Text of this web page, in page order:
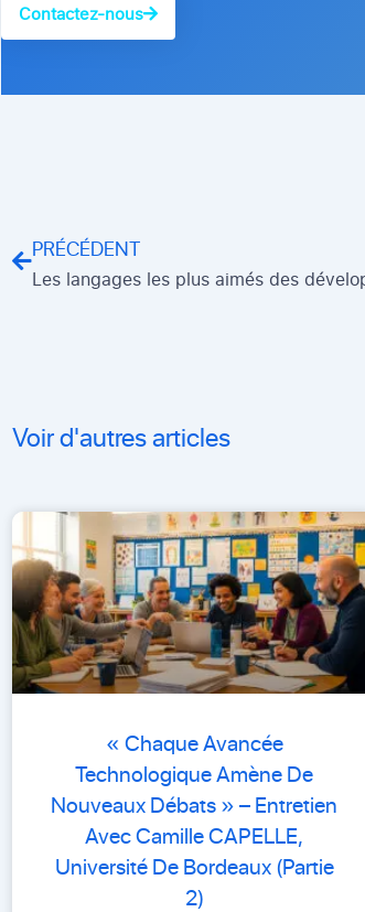
Contactez-nous
PRÉCÉDENT
Voir d'autres articles
« Chaque Avancée
Technologique Amène De
Nouveaux Débats » – Entretien
Avec Camille CAPELLE,
Université De Bordeaux (Partie
2)